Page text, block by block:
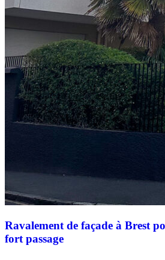
Ravalement de façade à Brest
fort passage